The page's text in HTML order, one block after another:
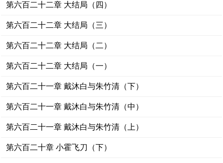
第六百二十二章 大结局（四）
第六百二十二章 大结局（三）
第六百二十二章 大结局（二）
第六百二十二章 大结局（一）
第六百二十一章 戴沐白与朱竹清（下）
第六百二十一章 戴沐白与朱竹清（中）
第六百二十一章 戴沐白与朱竹清（上）
第六百二十章 小霍飞刀（下）